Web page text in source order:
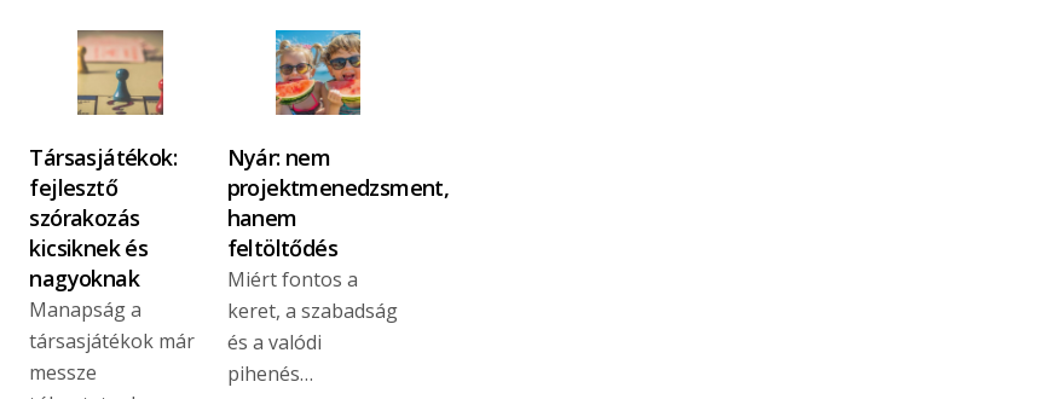
Társasjátékok:
fejlesztő
szórakozás
kicsiknek és
nagyoknak
Manapság a
társasjátékok már
messze
Nyár: nem
projektmenedzsment,
hanem
feltöltődés
Miért fontos a
keret, a szabadság
és a valódi
pihenés…